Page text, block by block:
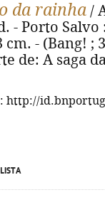
da rainha /
- Porto
cm. - (Bang! ;
de: A saga
http://